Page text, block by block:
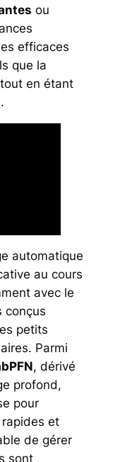
ou
efficaces
que la
en étant
automatique
au cours
avec le
conçus
petits
Parmi
, dérivé
profond,
pour
et
de gérer
sont